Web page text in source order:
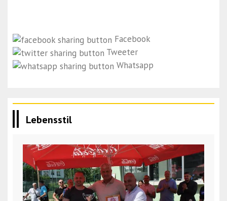
Facebook
Tweeter
Whatsapp
Lebensstil